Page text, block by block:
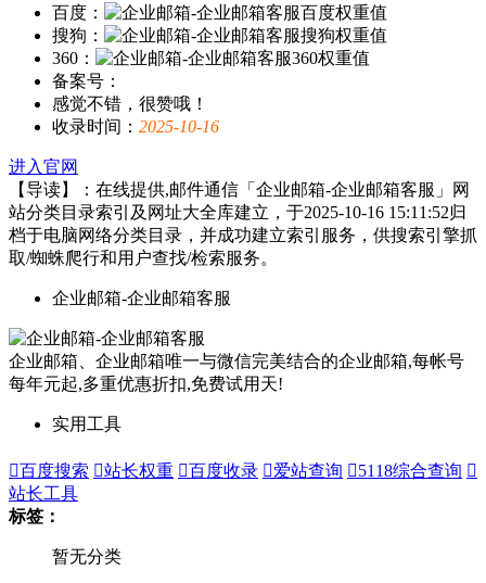
百度：
搜狗：
360：
备案号：
感觉不错，很赞哦！
收录时间： 2025-10-16
进入官网
【导读】：在线提供,邮件通信「企业邮箱-企业邮箱客服」网
站分类目录索引及网址大全库建立，于2025-10-16 15:11:52归
档于电脑网络分类目录，并成功建立索引服务，供搜索引擎抓
取/蜘蛛爬行和用户查找/检索服务。
企业邮箱-企业邮箱客服
企业邮箱、企业邮箱唯一与微信完美结合的企业邮箱,每帐号
每年元起,多重优惠折扣,免费试用天!
实用工具
百度搜索 站长权重 百度收录 爱站查询 5118综合查询 
站长工具
标签：
暂无分类